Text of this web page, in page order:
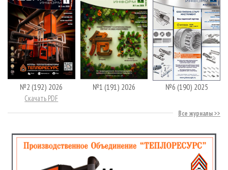
№2 (192) 2026
Скачать PDF
№1 (191) 2026 №6 (190) 2025
Все журналы